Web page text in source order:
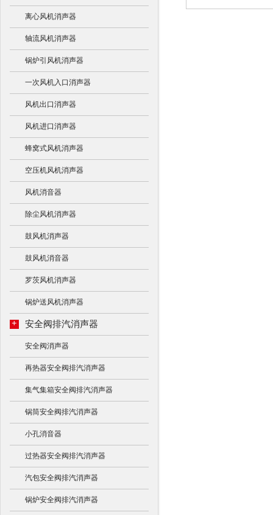
离心风机消声器
轴流风机消声器
锅炉引风机消声器
一次风机入口消声器
风机出口消声器
风机进口消声器
蜂窝式风机消声器
空压机风机消声器
风机消音器
除尘风机消声器
鼓风机消声器
鼓风机消音器
罗茨风机消声器
锅炉送风机消声器
+ 安全阀排汽消声器
安全阀消声器
再热器安全阀排汽消声器
集气集箱安全阀排汽消声器
锅筒安全阀排汽消声器
小孔消音器
过热器安全阀排汽消声器
汽包安全阀排汽消声器
锅炉安全阀排汽消声器